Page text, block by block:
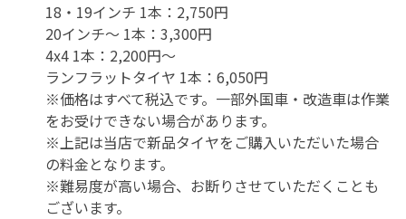
18・19インチ 1本：2,750円
20インチ～ 1本：3,300円
4x4 1本：2,200円～
ランフラットタイヤ 1本：6,050円
※価格はすべて税込です。一部外国車・改造車は作業
をお受けできない場合があります。
※上記は当店で新品タイヤをご購入いただいた場合
の料金となります。
※難易度が高い場合、お断りさせていただくことも
ございます。